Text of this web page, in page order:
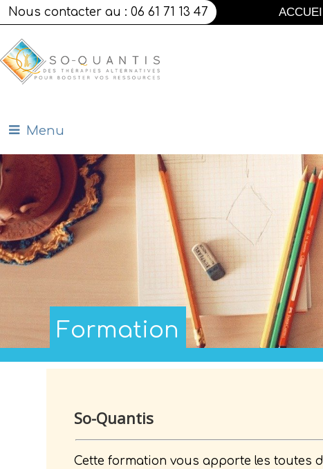
Nous contacter au : 06 61 71 13 47
Menu
Formation
So-Quantis
Cette formation vous apporte les toutes